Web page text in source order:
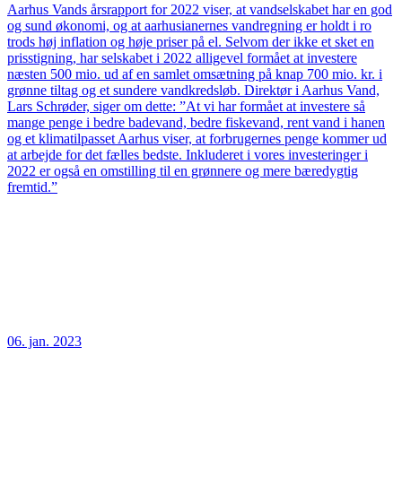
Aarhus Vands årsrapport for 2022 viser, at vandselskabet har en god
og sund økonomi, og at aarhusianernes vandregning er holdt i ro
trods høj inflation og høje priser på el. Selvom der ikke et sket en
prisstigning, har selskabet i 2022 alligevel formået at investere
næsten 500 mio. ud af en samlet omsætning på knap 700 mio. kr. i
grønne tiltag og et sundere vandkredsløb. Direktør i Aarhus Vand,
Lars Schrøder, siger om dette: ”At vi har formået at investere så
mange penge i bedre badevand, bedre fiskevand, rent vand i hanen
og et klimatilpasset Aarhus viser, at forbrugernes penge kommer ud
at arbejde for det fælles bedste. Inkluderet i vores investeringer i
2022 er også en omstilling til en grønnere og mere bæredygtig
fremtid.”
06. jan. 2023